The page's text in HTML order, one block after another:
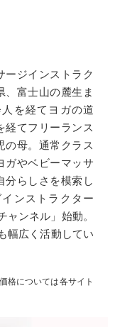
ージインストラク
、富士山の麓生ま
を経てヨガの道
経てフリーランス
の母。通常クラス
ガやベビーマッサ
分らしさを模索し
ンストラクター
ャンネル」始動。
幅広く活動してい
格については各サイト